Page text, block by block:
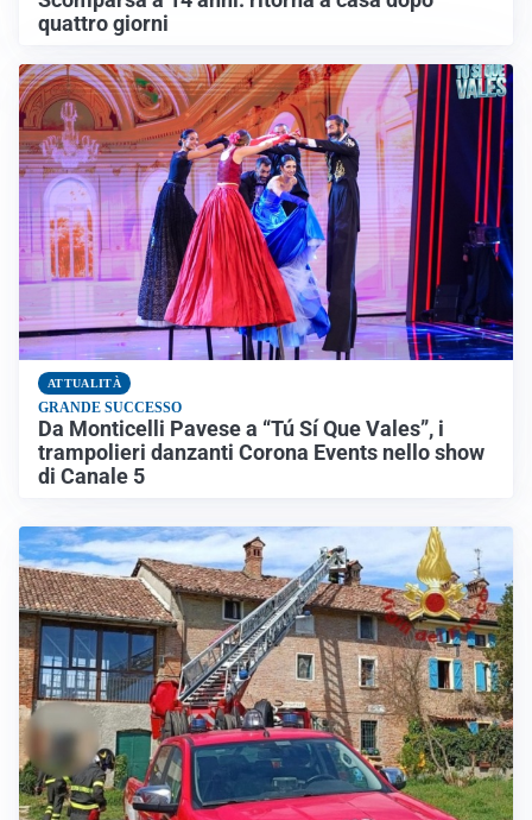
quattro giorni
ATTUALITÀ
GRANDE SUCCESSO
Da Monticelli Pavese a “Tú Sí Que Vales”, i
trampolieri danzanti Corona Events nello show
di Canale 5